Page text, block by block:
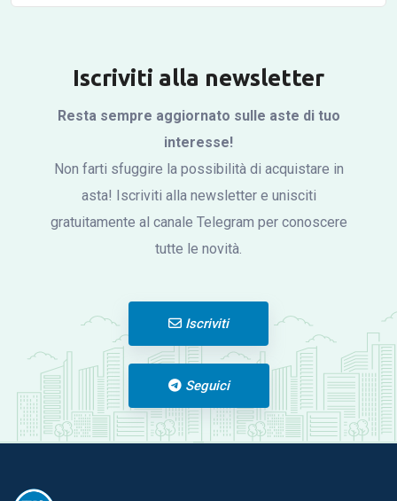
Iscriviti alla newsletter
Resta sempre aggiornato sulle aste di tuo
interesse!
Non farti sfuggire la possibilità di acquistare in
asta! Iscriviti alla newsletter e unisciti
gratuitamente al canale Telegram per conoscere
tutte le novità.
Iscriviti
Seguici